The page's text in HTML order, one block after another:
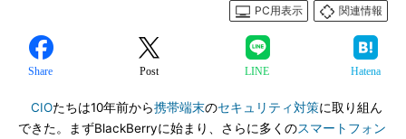
PC用表示
関連情報
Share Post LINE Hatena
CIOたちは10年前から携帯端末のセキュリティ対策に取り組ん
できた。まずBlackBerryに始まり、さらに多くのスマートフォン